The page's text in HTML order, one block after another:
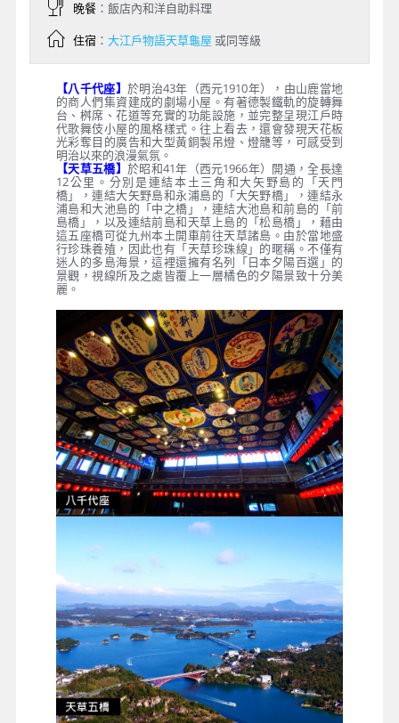
晚餐：飯店內和洋自助料理
住宿： 大江戶物語天草龜屋 或同等級
【八千代座】 於明治43年（西元1910年），由山鹿當地
的商人們集資建成的劇場小屋。有著德製鐵軌的旋轉舞
台、桝席、花道等充實的功能設施，並完整呈現江戶時
代歌舞伎小屋的風格樣式。往上看去，還會發現天花板
光彩奪目的廣告和大型黃銅製吊燈、燈籠等，可感受到
明治以來的浪漫氣氛。
【天草五橋】 於昭和41年（西元1966年）開通，全長達
12公里。分別是連結本土三角和大矢野島的「天門
橋」，連結大矢野島和永浦島的「大矢野橋」，連結永
浦島和大池島的「中之橋」，連結大池島和前島的「前
島橋」，以及連結前島和天草上島的「松島橋」，藉由
這五座橋可從九州本土開車前往天草諸島。由於當地盛
行珍珠養殖，因此也有「天草珍珠線」的暱稱。不僅有
迷人的多島海景，這裡還擁有名列「日本夕陽百選」的
景觀，視線所及之處皆覆上一層橘色的夕陽景致十分美
麗。